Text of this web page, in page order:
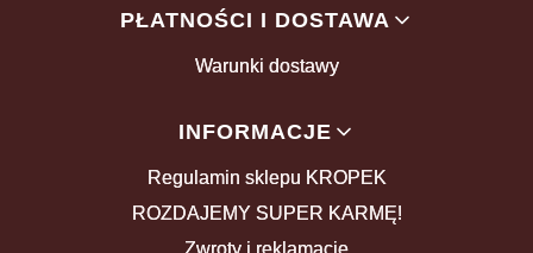
PŁATNOŚCI I DOSTAWA
Warunki dostawy
INFORMACJE
Regulamin sklepu KROPEK
ROZDAJEMY SUPER KARMĘ!